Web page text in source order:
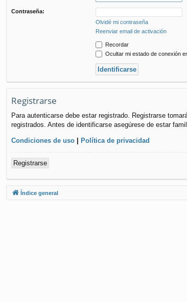
Contraseña:
Olvidé mi contraseña
Reenviar email de activación
Recordar
Ocultar mi estado de conexión
Registrarse
Para autenticarse debe estar registrado. Registrarse
registrados. Antes de identificarse asegúrese de estar
Condiciones de uso | Política de privacidad
Registrarse
Índice general